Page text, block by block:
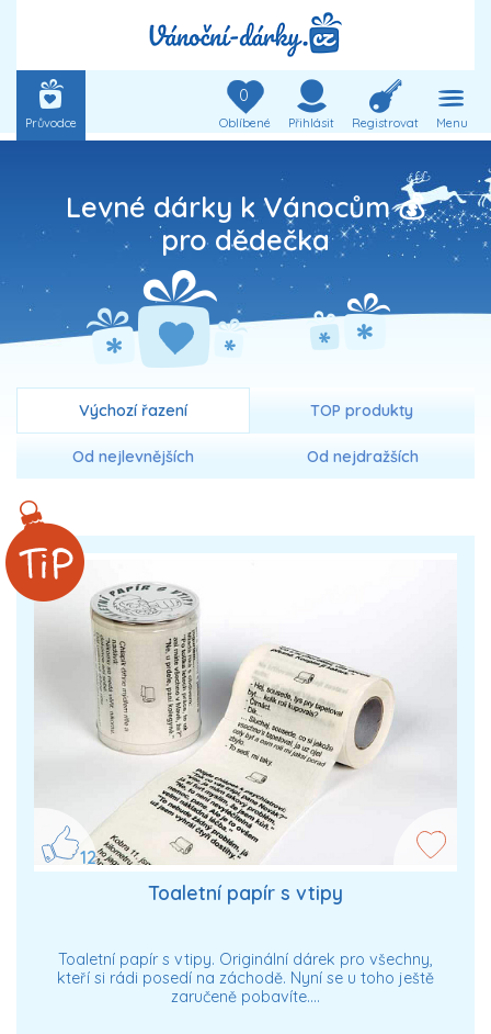
Průvodce
0
Oblíbené Přihlásit Registrovat Menu
Levné dárky k Vánocům 💰
pro dědečka
Výchozí řazení TOP produkty
Od nejlevnějších Od nejdražších
12
Toaletní papír s vtipy
Toaletní papír s vtipy. Originální dárek pro všechny,
kteří si rádi posedí na záchodě. Nyní se u toho ještě
zaručeně pobavíte.…